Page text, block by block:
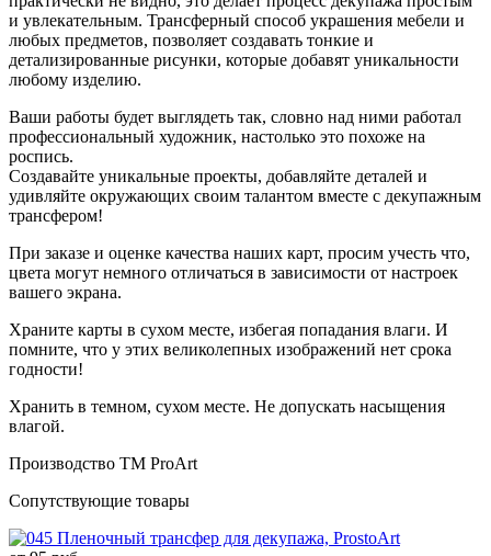
и увлекательным. Трансферный способ украшения мебели и
любых предметов, позволяет создавать тонкие и
детализированные рисунки, которые добавят уникальности
любому изделию.
Ваши работы будет выглядеть так, словно над ними работал
профессиональный художник, настолько это похоже на
роспись.
Создавайте уникальные проекты, добавляйте деталей и
удивляйте окружающих своим талантом вместе с декупажным
трансфером!
При заказе и оценке качества наших карт, просим учесть что,
цвета могут немного отличаться в зависимости от настроек
вашего экрана.
Храните карты в сухом месте, избегая попадания влаги. И
помните, что у этих великолепных изображений нет срока
годности!
Хранить в темном, сухом месте. Не допускать насыщения
влагой.
Производство ТМ ProArt
Сопутствующие товары